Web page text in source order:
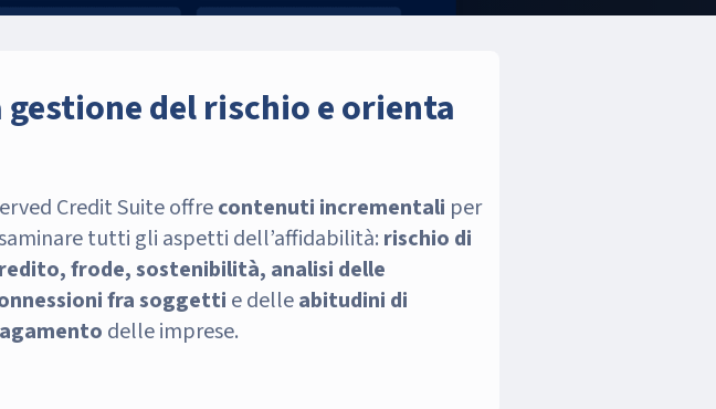
del rischio e orienta
Credit Suite offrecontenuti incrementali per
tutti gli aspetti dell’affidabilità: rischio di
frode, sostenibilità, analisi delle
fra soggetti e delleabitudini di
delle imprese.